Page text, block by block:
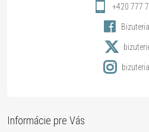
Informácie pre Vás
+420 777